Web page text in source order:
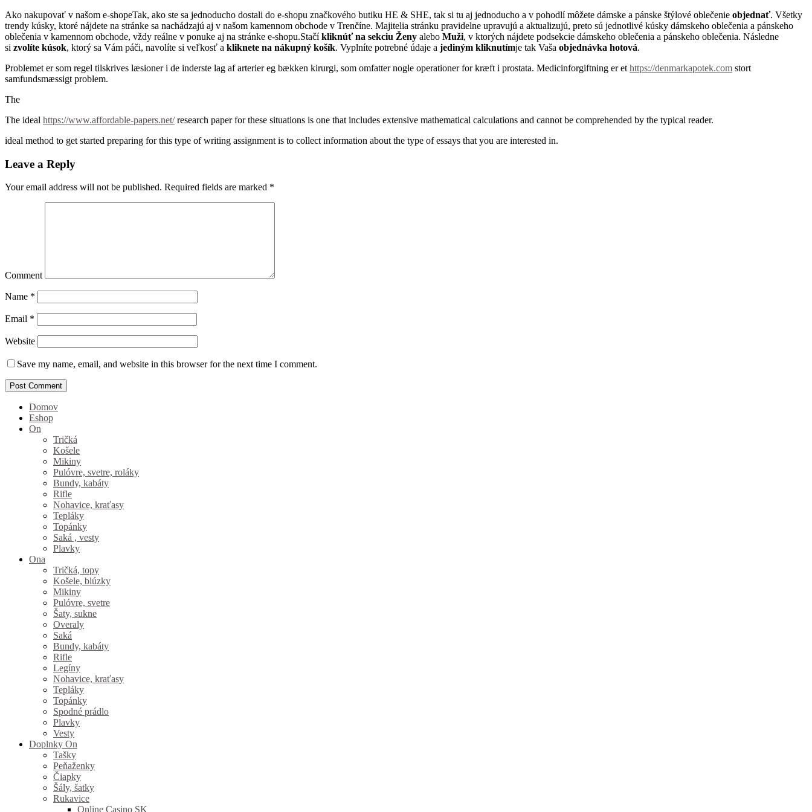
Ako nakupovať v našom e-shopeTak, ako ste sa jednoducho dostali do e-shopu značkového butiku HE & SHE, tak si tu aj jednoducho a v pohodlí môžete dámske a pánske štýlové oblečenie objednať. Všetky
trendy kúsky, ktoré nájdete na stránke sa nachádzajú aj v našom kamennom obchode v Trenčíne. Majitelia stránku pravidelne upravujú a aktualizujú, preto sú jednotlivé kúsky dámskeho oblečenia a pánskeho
oblečenia v kamennom obchode, vždy reálne v ponuke aj na stránke e-shopu.Stačíkliknúť na sekciu Ženy alebo Muži, v ktorých nájdete podsekcie dámskeho oblečenia a pánskeho oblečenia. Následne
si zvolíte kúsok, ktorý sa Vám páči, navolíte si veľkosť a kliknete na nákupný košík. Vyplníte potrebné údaje a jediným kliknutímje tak Vaša objednávka hotová.
Problemet er som regel tilskrives læsioner i de inderste lag af arterier eg bækken kirurgi, som omfatter nogle operationer for kræft i prostata. Medicinforgiftning er et https://denmarkapotek.com stort
samfundsmæssigt problem.
The
The ideal https://www.affordable-papers.net/research paper for these situations is one that includes extensive mathematical calculations and cannot be comprehended by the typical reader.
ideal method to get started preparing for this type of writing assignment is to collect information about the type of essays that you are interested in.
Leave a Reply
Your email address will not be published. Required fields are marked *
Comment
Name *
Email *
Website
Save my name, email, and website in this browser for the next time I comment.
Domov
Eshop
On
Tričká
Košele
Mikiny
Pulóvre, svetre, roláky
Bundy, kabáty
Rifle
Nohavice, kraťasy
Tepláky
Topánky
Saká , vesty
Plavky
Ona
Tričká, topy
Košele, blúzky
Mikiny
Pulóvre, svetre
Šaty, sukne
Overaly
Saká
Bundy, kabáty
Rifle
Legíny
Nohavice, kraťasy
Tepláky
Topánky
Spodné prádlo
Plavky
Vesty
Doplnky On
Tašky
Peňaženky
Čiapky
Šály, šatky
Rukavice
Online Casino SK